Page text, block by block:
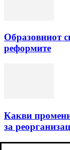
Образовниот
реформите
Какви
за